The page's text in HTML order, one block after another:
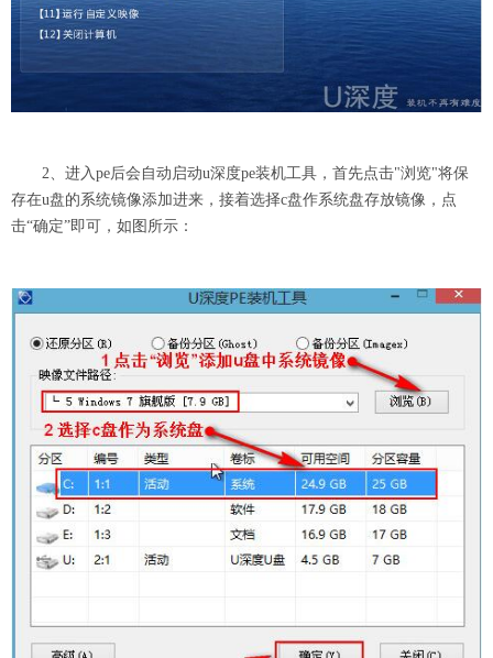
2、进入pe后会自动启动u深度pe装机工具，首先点击"浏览"将保
存在u盘的系统镜像添加进来，接着选择c盘作系统盘存放镜像，点
击“确定”即可，如图所示：